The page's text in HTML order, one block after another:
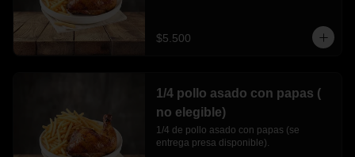
$5.500
1/4 pollo asado con papas (
no elegible)
1/4 de pollo asado con papas (se
entrega presa disponible).